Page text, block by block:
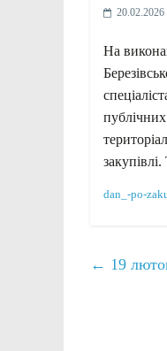
20.02.2026
На
dan_-po-
← 19